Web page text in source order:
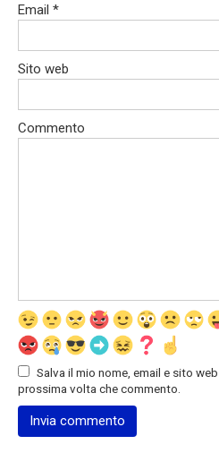
Email *
Sito web
Commento
Salva il mio nome, email e sito
prossima volta che commento.